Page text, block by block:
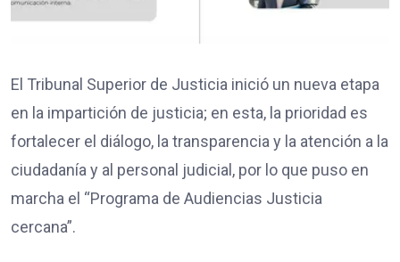
El Tribunal Superior de Justicia inició un nueva etapa
en la impartición de justicia; en esta, la prioridad es
fortalecer el diálogo, la transparencia y la atención a la
ciudadanía y al personal judicial, por lo que puso en
marcha el “Programa de Audiencias Justicia
cercana”.